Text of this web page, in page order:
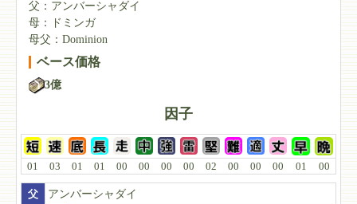
父： アンバーシャダイ
母：
ドミンガ
母父： Dominion
ベース価格
3億
因子
01 03 01 01 00 00 00 00 02 00 00 00 01 00
父
アンバーシャダイ